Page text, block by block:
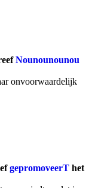
Nounounounou
onvoorwaardelijk
gepromoveerT het